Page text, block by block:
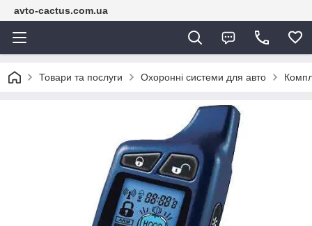
avto-cactus.com.ua
Товари та послуги Охоронні системи для авто